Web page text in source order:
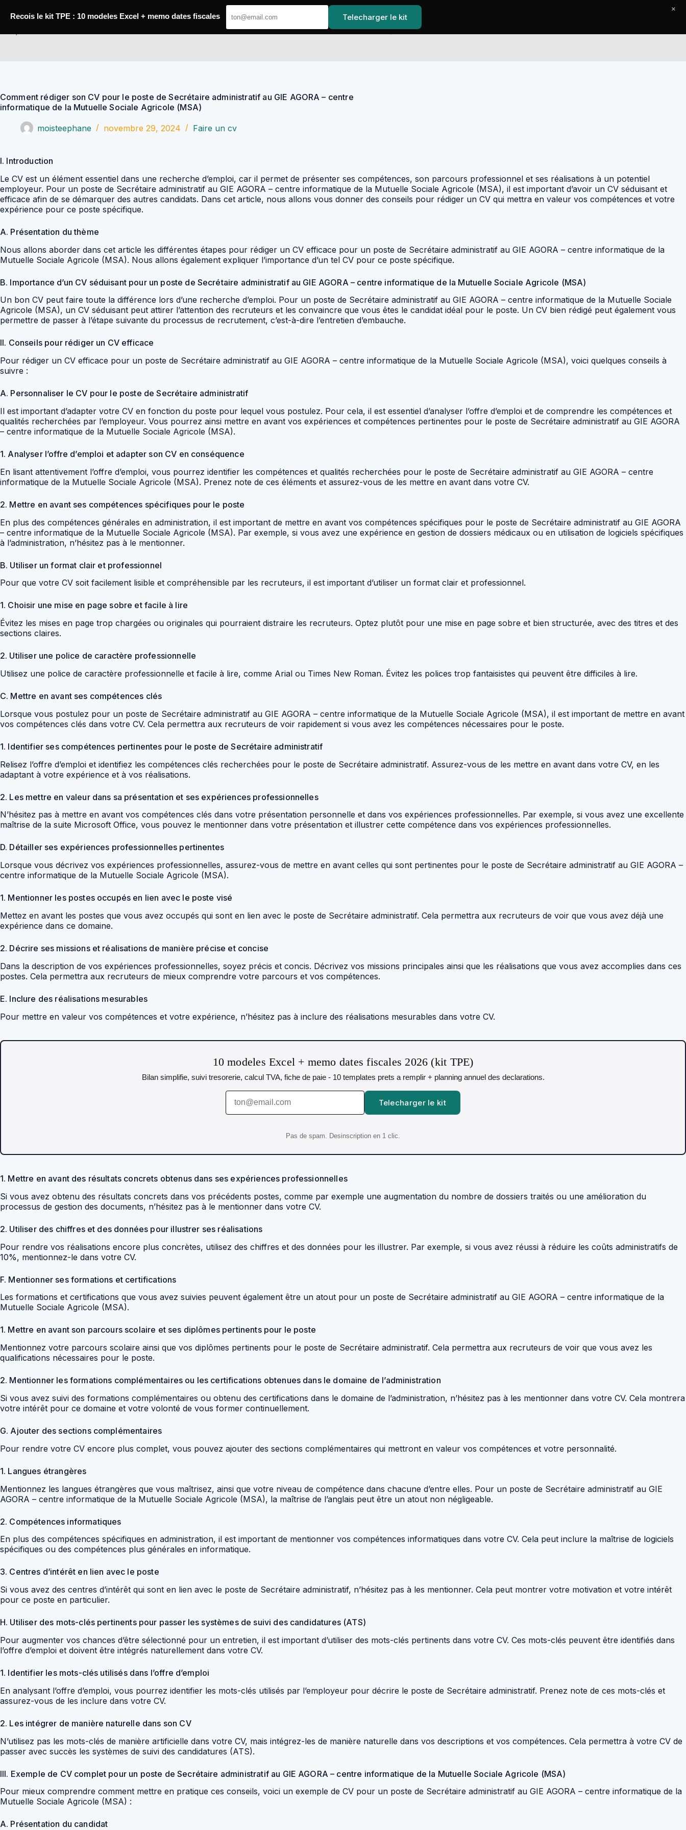
Comment rédiger son CV pour le poste de Secrétaire administratif au GIE AGORA – centre
informatique de la Mutuelle Sociale Agricole (MSA)
moisteephane novembre 29, 2024 Faire un cv
I. Introduction
Le CV est un élément essentiel dans une recherche d’emploi, car il permet de présenter ses compétences, son parcours professionnel et ses réalisations à un potentiel
employeur. Pour un poste de Secrétaire administratif au GIE AGORA – centre informatique de la Mutuelle Sociale Agricole (MSA), il est important d’avoir un CV séduisant et
efficace afin de se démarquer des autres candidats. Dans cet article, nous allons vous donner des conseils pour rédiger un CV qui mettra en valeur vos compétences et votre
expérience pour ce poste spécifique.
A. Présentation du thème
Nous allons aborder dans cet article les différentes étapes pour rédiger un CV efficace pour un poste de Secrétaire administratif au GIE AGORA – centre informatique de la
Mutuelle Sociale Agricole (MSA). Nous allons également expliquer l’importance d’un tel CV pour ce poste spécifique.
B. Importance d’un CV séduisant pour un poste de Secrétaire administratif au GIE AGORA – centre informatique de la Mutuelle Sociale Agricole (MSA)
Un bon CV peut faire toute la différence lors d’une recherche d’emploi. Pour un poste de Secrétaire administratif au GIE AGORA – centre informatique de la Mutuelle Sociale
Agricole (MSA), un CV séduisant peut attirer l’attention des recruteurs et les convaincre que vous êtes le candidat idéal pour le poste. Un CV bien rédigé peut également vous
permettre de passer à l’étape suivante du processus de recrutement, c’est-à-dire l’entretien d’embauche.
II. Conseils pour rédiger un CV efficace
Pour rédiger un CV efficace pour un poste de Secrétaire administratif au GIE AGORA – centre informatique de la Mutuelle Sociale Agricole (MSA), voici quelques conseils à
suivre :
A. Personnaliser le CV pour le poste de Secrétaire administratif
Il est important d’adapter votre CV en fonction du poste pour lequel vous postulez. Pour cela, il est essentiel d’analyser l’offre d’emploi et de comprendre les compétences et
qualités recherchées par l’employeur. Vous pourrez ainsi mettre en avant vos expériences et compétences pertinentes pour le poste de Secrétaire administratif au GIE AGORA
– centre informatique de la Mutuelle Sociale Agricole (MSA).
1. Analyser l’offre d’emploi et adapter son CV en conséquence
En lisant attentivement l’offre d’emploi, vous pourrez identifier les compétences et qualités recherchées pour le poste de Secrétaire administratif au GIE AGORA – centre
informatique de la Mutuelle Sociale Agricole (MSA). Prenez note de ces éléments et assurez-vous de les mettre en avant dans votre CV.
2. Mettre en avant ses compétences spécifiques pour le poste
En plus des compétences générales en administration, il est important de mettre en avant vos compétences spécifiques pour le poste de Secrétaire administratif au GIE AGORA
– centre informatique de la Mutuelle Sociale Agricole (MSA). Par exemple, si vous avez une expérience en gestion de dossiers médicaux ou en utilisation de logiciels spécifiques
à l’administration, n’hésitez pas à le mentionner.
B. Utiliser un format clair et professionnel
Pour que votre CV soit facilement lisible et compréhensible par les recruteurs, il est important d’utiliser un format clair et professionnel.
1. Choisir une mise en page sobre et facile à lire
Évitez les mises en page trop chargées ou originales qui pourraient distraire les recruteurs. Optez plutôt pour une mise en page sobre et bien structurée, avec des titres et des
sections claires.
2. Utiliser une police de caractère professionnelle
Utilisez une police de caractère professionnelle et facile à lire, comme Arial ou Times New Roman. Évitez les polices trop fantaisistes qui peuvent être difficiles à lire.
C. Mettre en avant ses compétences clés
Lorsque vous postulez pour un poste de Secrétaire administratif au GIE AGORA – centre informatique de la Mutuelle Sociale Agricole (MSA), il est important de mettre en avant
vos compétences clés dans votre CV. Cela permettra aux recruteurs de voir rapidement si vous avez les compétences nécessaires pour le poste.
1. Identifier ses compétences pertinentes pour le poste de Secrétaire administratif
Relisez l’offre d’emploi et identifiez les compétences clés recherchées pour le poste de Secrétaire administratif. Assurez-vous de les mettre en avant dans votre CV, en les
adaptant à votre expérience et à vos réalisations.
2. Les mettre en valeur dans sa présentation et ses expériences professionnelles
N’hésitez pas à mettre en avant vos compétences clés dans votre présentation personnelle et dans vos expériences professionnelles. Par exemple, si vous avez une excellente
maîtrise de la suite Microsoft Office, vous pouvez le mentionner dans votre présentation et illustrer cette compétence dans vos expériences professionnelles.
D. Détailler ses expériences professionnelles pertinentes
Lorsque vous décrivez vos expériences professionnelles, assurez-vous de mettre en avant celles qui sont pertinentes pour le poste de Secrétaire administratif au GIE AGORA –
centre informatique de la Mutuelle Sociale Agricole (MSA).
1. Mentionner les postes occupés en lien avec le poste visé
Mettez en avant les postes que vous avez occupés qui sont en lien avec le poste de Secrétaire administratif. Cela permettra aux recruteurs de voir que vous avez déjà une
expérience dans ce domaine.
2. Décrire ses missions et réalisations de manière précise et concise
Dans la description de vos expériences professionnelles, soyez précis et concis. Décrivez vos missions principales ainsi que les réalisations que vous avez accomplies dans ces
postes. Cela permettra aux recruteurs de mieux comprendre votre parcours et vos compétences.
E. Inclure des réalisations mesurables
Pour mettre en valeur vos compétences et votre expérience, n’hésitez pas à inclure des réalisations mesurables dans votre CV.
10 modeles Excel + memo dates fiscales 2026 (kit TPE)
Bilan simplifie, suivi tresorerie, calcul TVA, fiche de paie - 10 templates prets a remplir + planning annuel des declarations.
Telecharger le kit
Pas de spam. Desinscription en 1 clic.
1. Mettre en avant des résultats concrets obtenus dans ses expériences professionnelles
Si vous avez obtenu des résultats concrets dans vos précédents postes, comme par exemple une augmentation du nombre de dossiers traités ou une amélioration du
processus de gestion des documents, n’hésitez pas à le mentionner dans votre CV.
2. Utiliser des chiffres et des données pour illustrer ses réalisations
Pour rendre vos réalisations encore plus concrètes, utilisez des chiffres et des données pour les illustrer. Par exemple, si vous avez réussi à réduire les coûts administratifs de
10%, mentionnez-le dans votre CV.
F. Mentionner ses formations et certifications
Les formations et certifications que vous avez suivies peuvent également être un atout pour un poste de Secrétaire administratif au GIE AGORA – centre informatique de la
Mutuelle Sociale Agricole (MSA).
1. Mettre en avant son parcours scolaire et ses diplômes pertinents pour le poste
Mentionnez votre parcours scolaire ainsi que vos diplômes pertinents pour le poste de Secrétaire administratif. Cela permettra aux recruteurs de voir que vous avez les
qualifications nécessaires pour le poste.
2. Mentionner les formations complémentaires ou les certifications obtenues dans le domaine de l’administration
Si vous avez suivi des formations complémentaires ou obtenu des certifications dans le domaine de l’administration, n’hésitez pas à les mentionner dans votre CV. Cela montrera
votre intérêt pour ce domaine et votre volonté de vous former continuellement.
G. Ajouter des sections complémentaires
Pour rendre votre CV encore plus complet, vous pouvez ajouter des sections complémentaires qui mettront en valeur vos compétences et votre personnalité.
1. Langues étrangères
Mentionnez les langues étrangères que vous maîtrisez, ainsi que votre niveau de compétence dans chacune d’entre elles. Pour un poste de Secrétaire administratif au GIE
AGORA – centre informatique de la Mutuelle Sociale Agricole (MSA), la maîtrise de l’anglais peut être un atout non négligeable.
2. Compétences informatiques
En plus des compétences spécifiques en administration, il est important de mentionner vos compétences informatiques dans votre CV. Cela peut inclure la maîtrise de logiciels
spécifiques ou des compétences plus générales en informatique.
3. Centres d’intérêt en lien avec le poste
Si vous avez des centres d’intérêt qui sont en lien avec le poste de Secrétaire administratif, n’hésitez pas à les mentionner. Cela peut montrer votre motivation et votre intérêt
pour ce poste en particulier.
H. Utiliser des mots-clés pertinents pour passer les systèmes de suivi des candidatures (ATS)
Pour augmenter vos chances d’être sélectionné pour un entretien, il est important d’utiliser des mots-clés pertinents dans votre CV. Ces mots-clés peuvent être identifiés dans
l’offre d’emploi et doivent être intégrés naturellement dans votre CV.
1. Identifier les mots-clés utilisés dans l’offre d’emploi
En analysant l’offre d’emploi, vous pourrez identifier les mots-clés utilisés par l’employeur pour décrire le poste de Secrétaire administratif. Prenez note de ces mots-clés et
assurez-vous de les inclure dans votre CV.
2. Les intégrer de manière naturelle dans son CV
N’utilisez pas les mots-clés de manière artificielle dans votre CV, mais intégrez-les de manière naturelle dans vos descriptions et vos compétences. Cela permettra à votre CV de
passer avec succès les systèmes de suivi des candidatures (ATS).
III. Exemple de CV complet pour un poste de Secrétaire administratif au GIE AGORA – centre informatique de la Mutuelle Sociale Agricole (MSA)
Pour mieux comprendre comment mettre en pratique ces conseils, voici un exemple de CV pour un poste de Secrétaire administratif au GIE AGORA – centre informatique de la
Mutuelle Sociale Agricole (MSA) :
A. Présentation du candidat
Recois le kit TPE : 10 modeles Excel + memo dates fiscales Telecharger le kit
×